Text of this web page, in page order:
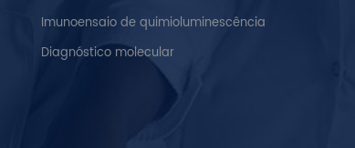
Imunoensaio de quimioluminescência
Diagnóstico molecular